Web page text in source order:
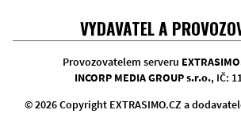
VYDAVATEL A
Provozovatelem serveru
INCORP MEDIA GROUP s.r.o., IČ:
© 2026 Copyright EXTRASIMO.CZ a